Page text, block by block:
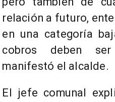
relación a futuro,
en una categoría
cobros deben
manifestó el alcalde.
El jefe comunal